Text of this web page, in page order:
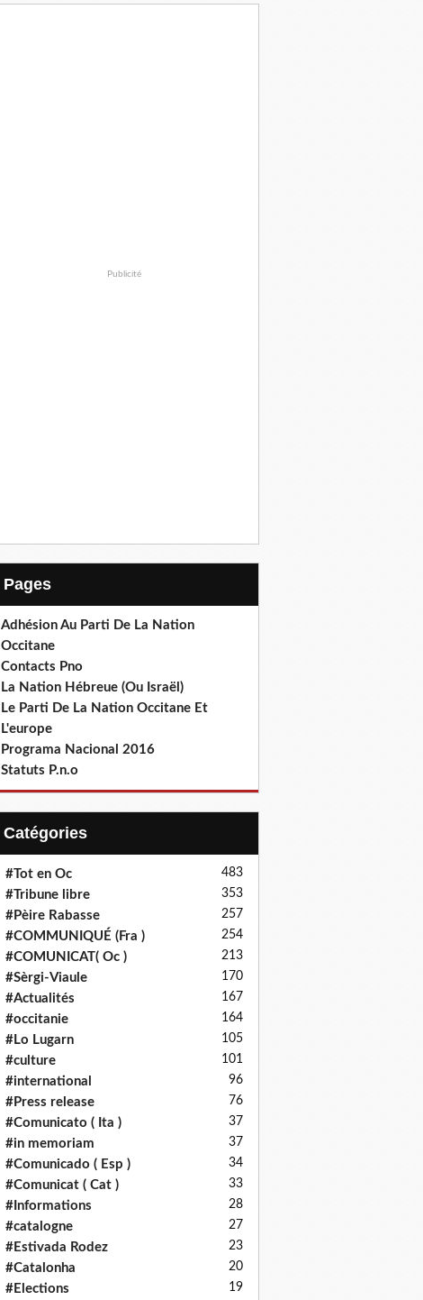
Publicité
Pages
Adhésion Au Parti De La Nation
Occitane
Contacts Pno
La Nation Hébreue (Ou Israël)
Le Parti De La Nation Occitane Et
L'europe
Programa Nacional 2016
Statuts P.n.o
Catégories
#Tot en Oc 483
#Tribune libre 353
#Pèire Rabasse 257
#COMMUNIQUÉ (Fra ) 254
#COMUNICAT( Oc ) 213
#Sèrgi-Viaule 170
#Actualités 167
#occitanie 164
#Lo Lugarn 105
#culture 101
#international 96
#Press release 76
#Comunicato ( Ita ) 37
#in memoriam 37
#Comunicado ( Esp ) 34
#Comunicat ( Cat ) 33
#Informations 28
#catalogne 27
#Estivada Rodez 23
#Catalonha 20
#Elections 19